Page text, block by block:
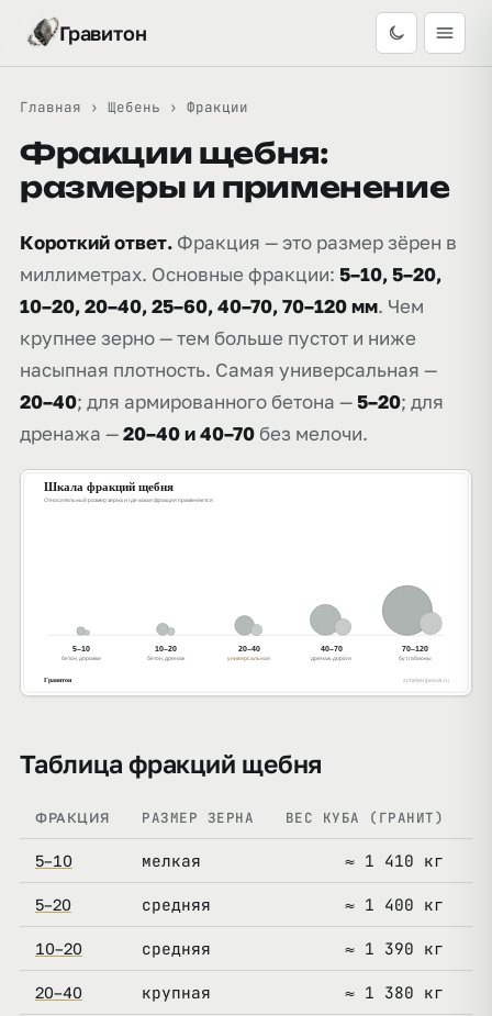
Гравитон
Главная › Щебень › Фракции
Фракции щебня:
размеры и применение
Короткий ответ. Фракция — это размер зёрен в
миллиметрах. Основные фракции: 5–10, 5–20,
10–20, 20–40, 25–60, 40–70, 70–120 мм. Чем
крупнее зерно — тем больше пустот и ниже
насыпная плотность. Самая универсальная —
20–40; для армированного бетона —5–20; для
дренажа —20–40 и 40–70 без мелочи.
Таблица фракций щебня
ФРАКЦИЯ РАЗМЕР ЗЕРНА ВЕС КУБА (ГРАНИТ)
5–10 мелкая ≈ 1 410 кг
5–20 средняя ≈ 1 400 кг
10–20 средняя ≈ 1 390 кг
20–40 крупная ≈ 1 380 кг